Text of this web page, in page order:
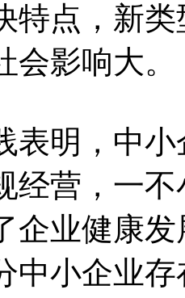
特点，新
影响大。
明，中小
经营，一
企业健康
中小企业